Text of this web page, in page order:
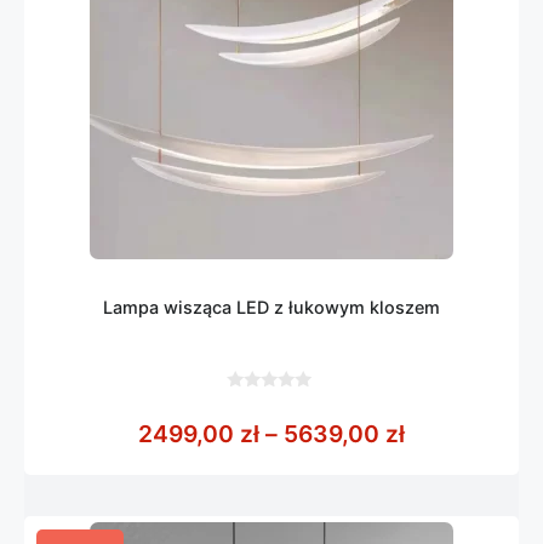
Lampa wisząca LED z łukowym kloszem
5
2499,00 zł – 5639,00 złZakres cen: